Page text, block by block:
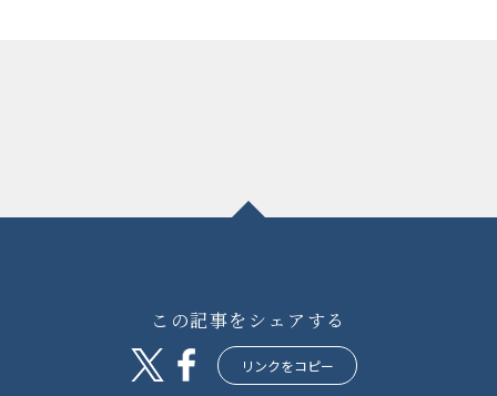
この記事をシェアする
リンクをコピー